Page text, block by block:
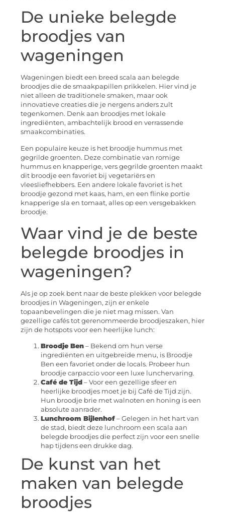
De unieke belegde
broodjes van
wageningen
Wageningen biedt een breed scala aan belegde
broodjes die de smaakpapillen prikkelen. Hier vind je
niet alleen de traditionele smaken, maar ook
innovatieve creaties die je nergens anders zult
tegenkomen. Denk aan broodjes met lokale
ingrediënten, ambachtelijk brood en verrassende
smaakcombinaties.
Een populaire keuze is het broodje hummus met
gegrilde groenten. Deze combinatie van romige
hummus en knapperige, vers gegrilde groenten maakt
dit broodje een favoriet bij vegetariërs en
vleesliefhebbers. Een andere lokale favoriet is het
broodje gezond met kaas, ham, en een flinke portie
knapperige sla en tomaat, alles op een versgebakken
broodje.
Waar vind je de beste
belegde broodjes in
wageningen?
Als je op zoek bent naar de beste plekken voor belegde
broodjes in Wageningen, zijn er enkele
topaanbevelingen die je niet mag missen. Van
gezellige cafés tot gerenommeerde broodjeszaken, hier
zijn de hotspots voor een heerlijke lunch:
Broodje Ben – Bekend om hun verse
ingrediënten en uitgebreide menu, is Broodje
Ben een favoriet onder de locals. Probeer hun
broodje carpaccio voor een luxe lunchervaring.
Café de Tijd – Voor een gezellige sfeer en
heerlijke broodjes moet je bij Café de Tijd zijn.
Hun broodje brie met walnoten en honing is een
absolute aanrader.
Lunchroom Bijlenhof – Gelegen in het hart van
de stad, biedt deze lunchroom een scala aan
belegde broodjes die perfect zijn voor een snelle
hap tijdens een drukke dag.
De kunst van het
maken van belegde
broodjes